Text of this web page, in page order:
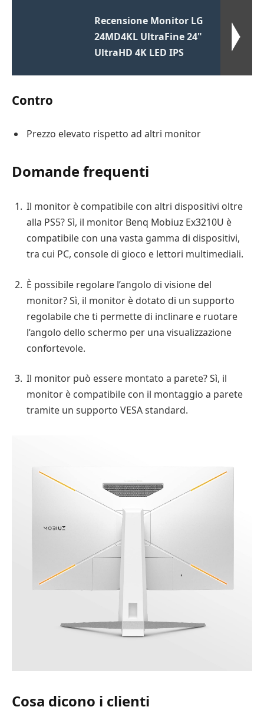
Recensione Monitor LG
24MD4KL UltraFine 24"
UltraHD 4K LED IPS
Contro
Prezzo elevato rispetto ad altri monitor
Domande frequenti
Il monitor è compatibile con altri dispositivi oltre
alla PS5? Sì, il monitor Benq Mobiuz Ex3210U è
compatibile con una vasta gamma di dispositivi,
tra cui PC, console di gioco e lettori multimediali.
È possibile regolare l’angolo di visione del
monitor? Sì, il monitor è dotato di un supporto
regolabile che ti permette di inclinare e ruotare
l’angolo dello schermo per una visualizzazione
confortevole.
Il monitor può essere montato a parete? Sì, il
monitor è compatibile con il montaggio a parete
tramite un supporto VESA standard.
Cosa dicono i clienti